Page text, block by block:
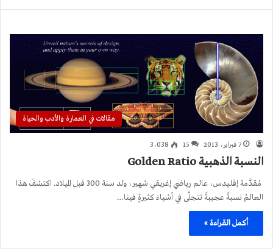
مقالات في العمارة والأدب والحياة
7 فبراير، 2013 15 3٬038
النسبة الذهبية Golden Ratio
مُقدَّمة إقليدس، عالم رياضي إغريقي شهير، ولد سنة 300 قبل الميلاد. اكتشفَ هذا
العالمُ نسبةً عجيبةً تتجلَّى في أشياءَ كثيرةٍ فينا…
أكمل القراءة »